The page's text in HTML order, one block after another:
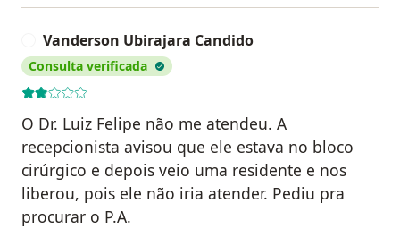
Vanderson Ubirajara Candido
Consulta verificada
O Dr. Luiz Felipe não me atendeu. A
recepcionista avisou que ele estava no bloco
cirúrgico e depois veio uma residente e nos
liberou, pois ele não iria atender. Pediu pra
procurar o P.A.